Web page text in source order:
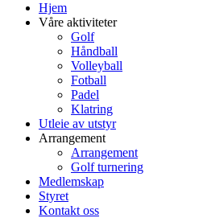
Hjem
Våre aktiviteter
Golf
Håndball
Volleyball
Fotball
Padel
Klatring
Utleie av utstyr
Arrangement
Arrangement
Golf turnering
Medlemskap
Styret
Kontakt oss